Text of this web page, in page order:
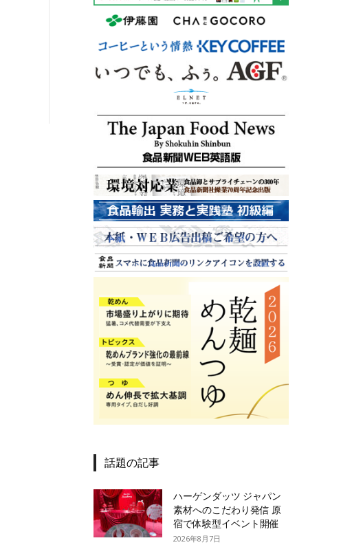
話題の記事
ハーゲンダッツ ジャパン
素材へのこだわり発信 原
宿で体験型イベント開催
2026年8月7日